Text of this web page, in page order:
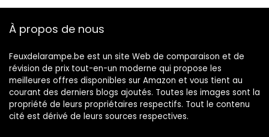
À propos de nous
Feuxdelarampe.be est un site Web de comparaison et de
révision de prix tout-en-un moderne qui propose les
meilleures offres disponibles sur Amazon et vous tient au
courant des derniers blogs ajoutés. Toutes les images sont la
propriété de leurs propriétaires respectifs. Tout le contenu
cité est dérivé de leurs sources respectives.